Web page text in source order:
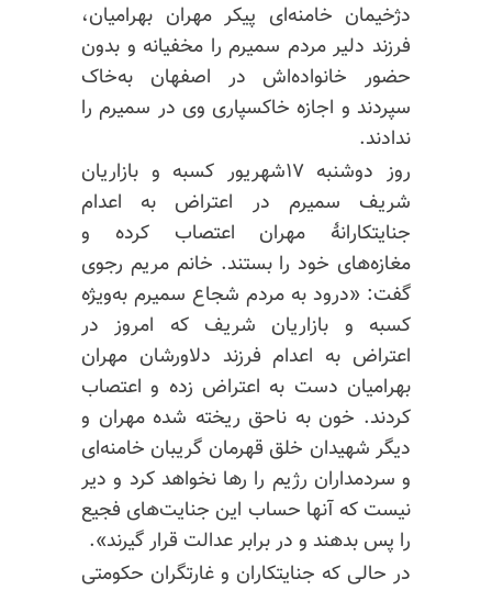
دژخیمان خامنه‌ای پیکر مهران بهرامیان،
فرزند دلیر مردم سمیرم را مخفیانه و بدون
حضور خانواده‌اش در اصفهان به‌خاک
سپردند و اجازه خاکسپاری وی در سمیرم را
ندادند.
روز دوشنبه ۱۷شهریور کسبه و بازاریان
شریف سمیرم در اعتراض به اعدام
جنایتکارانهٔ مهران اعتصاب کرده و
مغازه‌های خود را بستند. خانم مریم رجوی
گفت: «درود به مردم شجاع سمیرم به‌ویژه
کسبه و بازاریان شریف که امروز در
اعتراض به اعدام فرزند دلاورشان مهران
بهرامیان دست به اعتراض زده و اعتصاب
کردند. خون به ناحق ریخته شده مهران و
دیگر شهیدان خلق قهرمان گریبان خامنه‌ای
و سردمداران رژیم را رها نخواهد کرد و دیر
نیست که آنها حساب این جنایت‌های فجیع
را پس بدهند و در برابر عدالت قرار گیرند».
در حالی که جنایتکاران و غارتگران حکومتی